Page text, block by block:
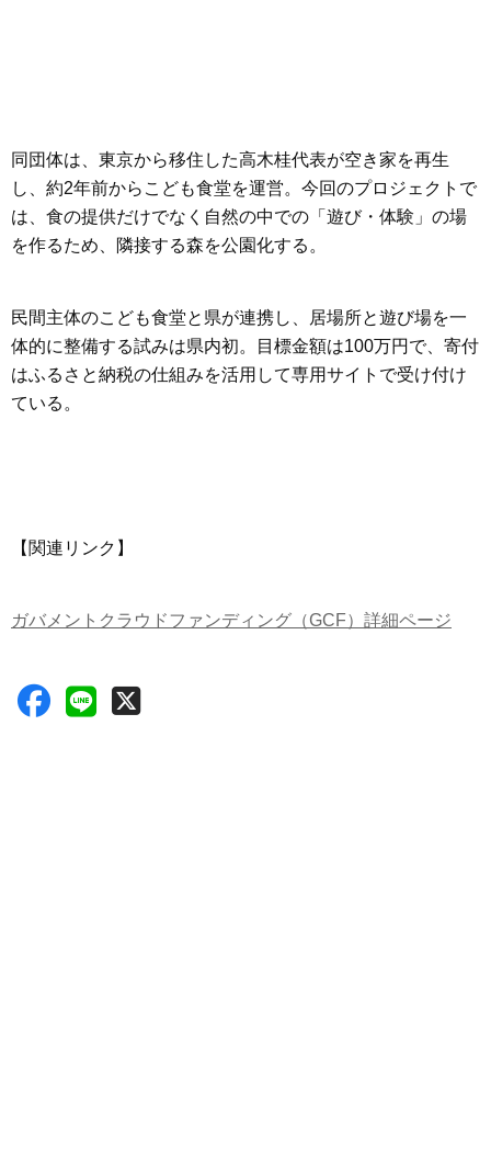
同団体は、東京から移住した高木桂代表が空き家を再生
し、約2年前からこども食堂を運営。今回のプロジェクトで
は、食の提供だけでなく自然の中での「遊び・体験」の場
を作るため、隣接する森を公園化する。
民間主体のこども食堂と県が連携し、居場所と遊び場を一
体的に整備する試みは県内初。目標金額は100万円で、寄付
はふるさと納税の仕組みを活用して専用サイトで受け付け
ている。
【関連リンク】
ガバメントクラウドファンディング（GCF）詳細ページ